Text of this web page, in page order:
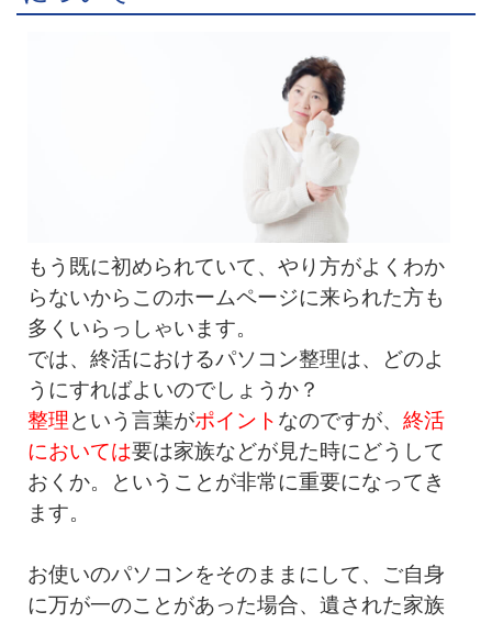
もう既に初められていて、やり方がよくわか
らないからこのホームページに来られた方も
多くいらっしゃいます。
では、終活におけるパソコン整理は、どのよ
うにすればよいのでしょうか？
整理という言葉がポイント なのですが、 終活
においては要は家族などが見た時にどうして
おくか。ということが非常に重要になってき
ます。
お使いのパソコンをそのままにして、ご自身
に万が一のことがあった場合、遺された家族